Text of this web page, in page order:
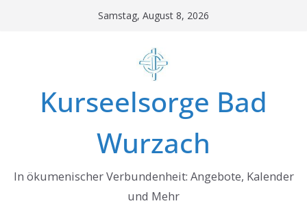
Samstag, August 8, 2026
Kurseelsorge Bad
Wurzach
In ökumenischer Verbundenheit: Angebote, Kalender
und Mehr